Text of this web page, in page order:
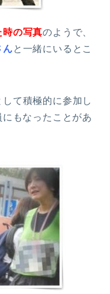
時の写真のようで、
んと一緒にいるとこ
て積極的に参加し
もなったことがあ